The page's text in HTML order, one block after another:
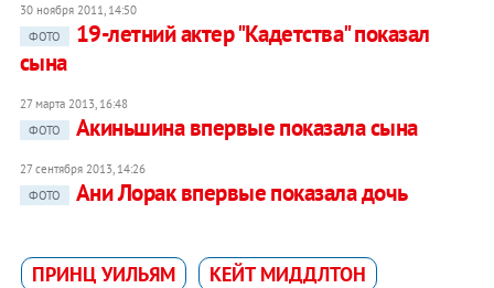
30 ноября 2011, 14:50
ФОТО
19-летний актер "Кадетства" показал
сына
27 марта 2013, 16:48
ФОТО
Акиньшина впервые показала сына
27 сентября 2013, 14:26
ФОТО
Ани Лорак впервые показала дочь
ПРИНЦ УИЛЬЯМ КЕЙТ МИДДЛТОН